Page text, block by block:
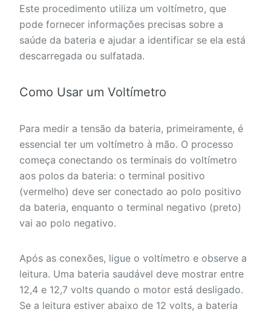
Este procedimento utiliza um voltímetro, que
pode fornecer informações precisas sobre a
saúde da bateria e ajudar a identificar se ela está
descarregada ou sulfatada.
Como Usar um Voltímetro
Para medir a tensão da bateria, primeiramente, é
essencial ter um voltímetro à mão. O processo
começa conectando os terminais do voltímetro
aos polos da bateria: o terminal positivo
(vermelho) deve ser conectado ao polo positivo
da bateria, enquanto o terminal negativo (preto)
vai ao polo negativo.
Após as conexões, ligue o voltímetro e observe a
leitura. Uma bateria saudável deve mostrar entre
12,4 e 12,7 volts quando o motor está desligado.
Se a leitura estiver abaixo de 12 volts, a bateria